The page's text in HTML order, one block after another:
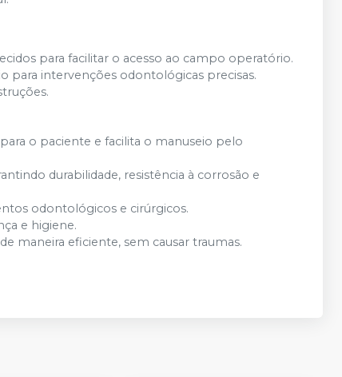
para facilitar o acesso ao campo operatório.
para intervenções odontológicas precisas.
o paciente e facilita o manuseio pelo
durabilidade, resistência à corrosão e
odontológicos e cirúrgicos.
e higiene.
maneira eficiente, sem causar traumas.